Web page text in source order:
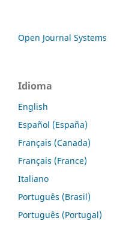
Open Journal Systems
Idioma
English
Español (España)
Français (Canada)
Français (France)
Italiano
Português (Brasil)
Português (Portugal)